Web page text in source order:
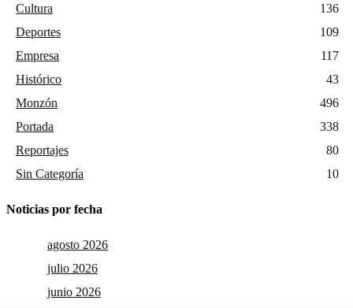
Cultura
136
Deportes
109
Empresa
117
Histórico
43
Monzón
496
Portada
338
Reportajes
80
Sin Categoría
10
Noticias por fecha
agosto 2026
julio 2026
junio 2026